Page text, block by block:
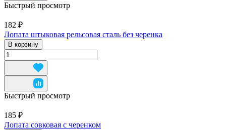
Быстрый просмотр
182 ₽
Лопата штыковая рельсовая сталь без черенка
В корзину
Быстрый просмотр
185 ₽
Лопата совковая с черенком